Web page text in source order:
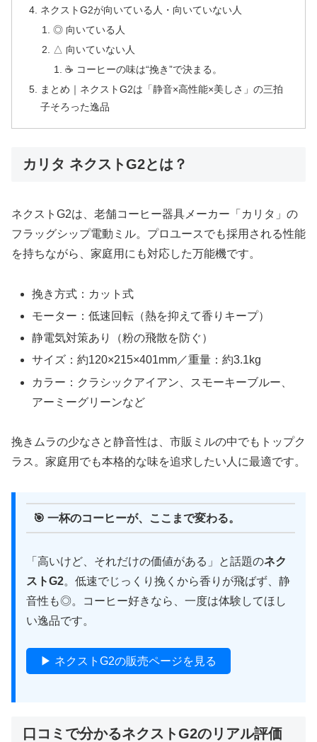
ネクストG2が向いている人・向いていない人
◎ 向いている人
△ 向いていない人
☕ コーヒーの味は“挽き”で決まる。
まとめ｜ネクストG2は「静音×高性能×美しさ」の三拍
子そろった逸品
カリタ ネクストG2とは？
ネクストG2は、老舗コーヒー器具メーカー「カリタ」の
フラッグシップ電動ミル。プロユースでも採用される性能
を持ちながら、家庭用にも対応した万能機です。
挽き方式：カット式
モーター：低速回転（熱を抑えて香りキープ）
静電気対策あり（粉の飛散を防ぐ）
サイズ：約120×215×401mm／重量：約3.1kg
カラー：クラシックアイアン、スモーキーブルー、
アーミーグリーンなど
挽きムラの少なさと静音性は、市販ミルの中でもトップク
ラス。家庭用でも本格的な味を追求したい人に最適です。
🎯 一杯のコーヒーが、ここまで変わる。
「高いけど、それだけの価値がある」と話題のネク
ストG2。低速でじっくり挽くから香りが飛ばず、静
音性も◎。コーヒー好きなら、一度は体験してほし
い逸品です。
▶ ネクストG2の販売ページを見る
口コミで分かるネクストG2のリアル評価